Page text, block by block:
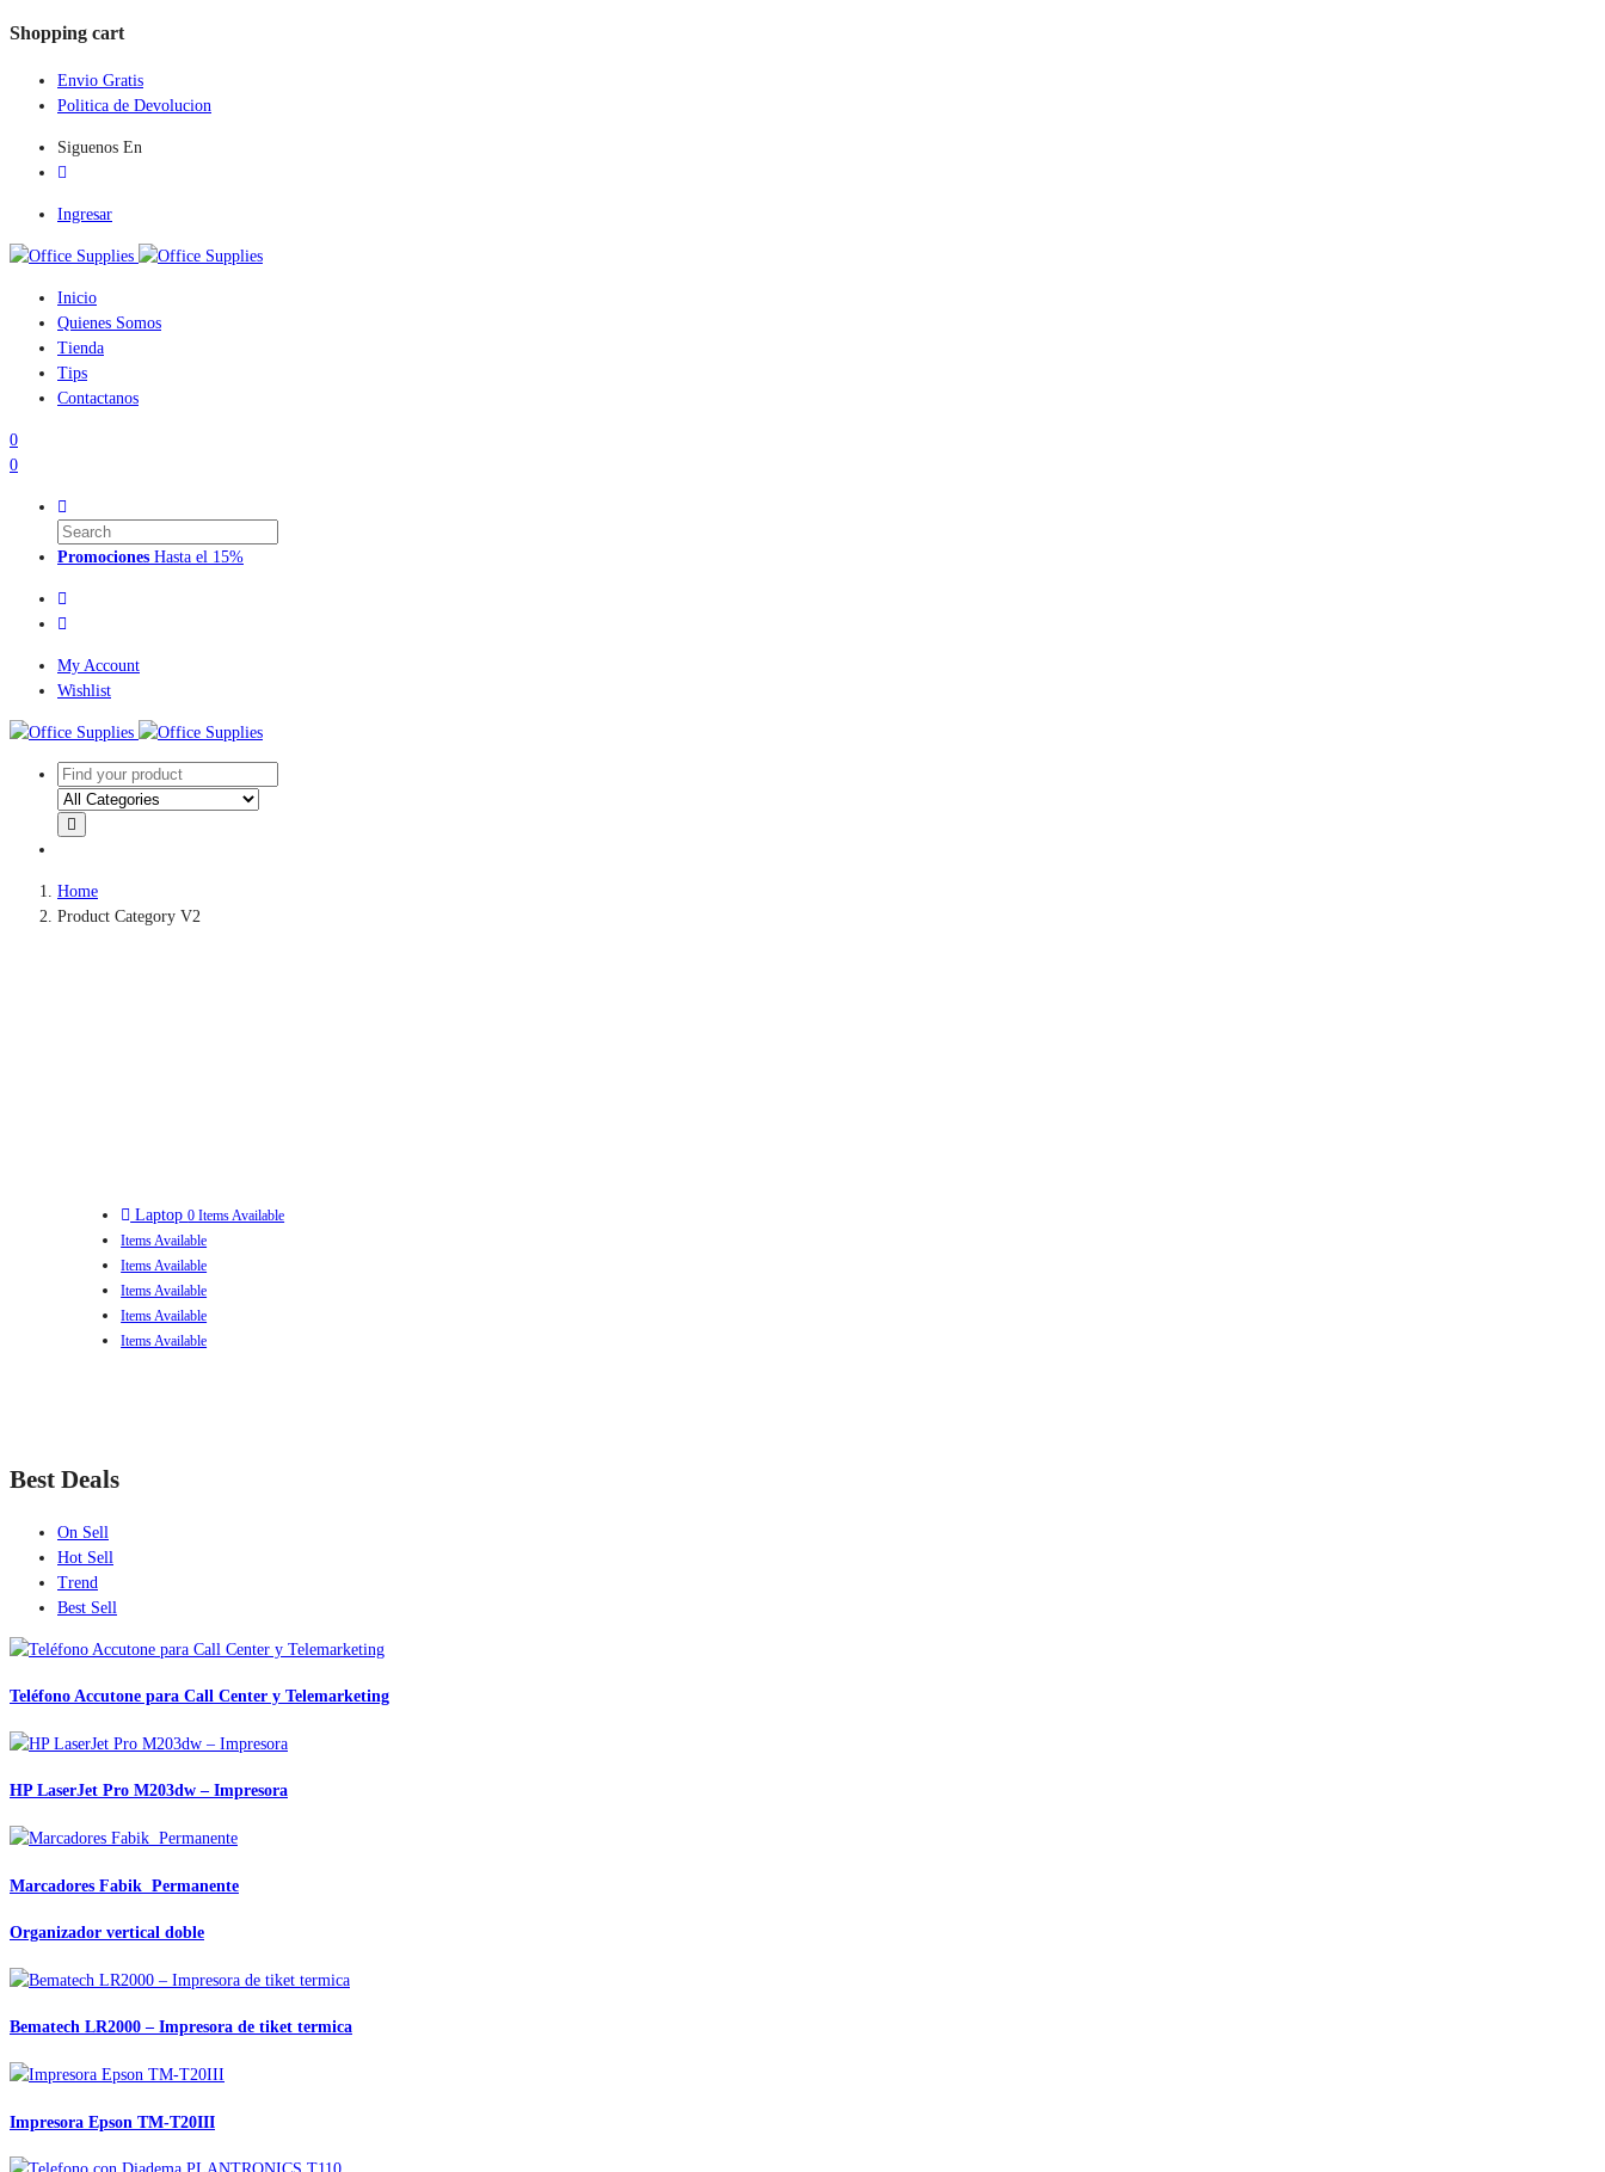
Shopping cart
Envio Gratis
Politica de Devolucion
Siguenos En
Ingresar
Inicio
Quienes Somos
Tienda
Tips
Contactanos
0
0
Promociones Hasta el 15%
My Account
Wishlist
Home
Product Category V2
Laptop0 Items Available
Items Available
Items Available
Items Available
Items Available
Items Available
Best Deals
On Sell
Hot Sell
Trend
Best Sell
Teléfono Accutone para Call Center y Telemarketing
HP LaserJet Pro M203dw – Impresora
Marcadores Fabik Permanente
Organizador vertical doble
Bematech LR2000 – Impresora de tiket termica
Impresora Epson TM-T20III